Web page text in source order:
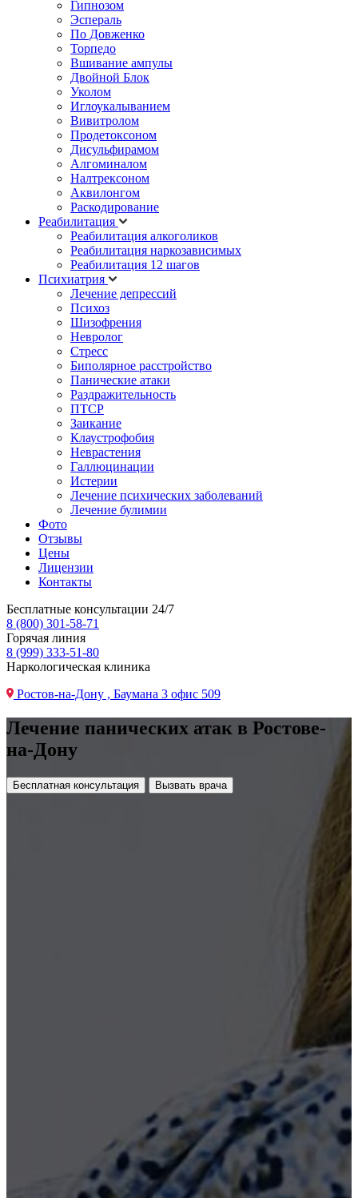
Гипнозом
Эспераль
По Довженко
Торпедо
Вшивание ампулы
Двойной Блок
Уколом
Иглоукалыванием
Вивитролом
Продетоксоном
Дисульфирамом
Алгоминалом
Налтрексоном
Аквилонгом
Раскодирование
Реабилитация
Реабилитация алкоголиков
Реабилитация наркозависимых
Реабилитация 12 шагов
Психиатрия
Лечение депрессий
Психоз
Шизофрения
Невролог
Стресс
Биполярное расстройство
Панические атаки
Раздражительность
ПТСР
Заикание
Клаустрофобия
Неврастения
Галлюцинации
Истерии
Лечение психических заболеваний
Лечение булимии
Фото
Отзывы
Цены
Лицензии
Контакты
Бесплатные консультации 24/7
8 (800) 301-58-71
Горячая линия
8 (999) 333-51-80
Наркологическая клиника
Ростов-на-Дону , Баумана 3 офис 509
Лечение панических атак в Ростове-
на-Дону
Бесплатная консультация Вызвать врача